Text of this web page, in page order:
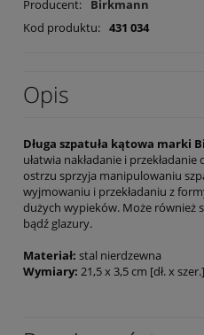
Producent:
Birkmann
Kod produktu: 431 034
Opis
Długa szpatuła kątowa marki
ułatwia nakładanie i przekładanie
ostrzu sprzyja manipulowaniu
wyjmowaniu i przekładaniu z
dużych wypieków. Może również
bądź glazury.
Materiał: stal nierdzewna
Wymiary: 21,5 x 3,5 cm [dł. x szer.]